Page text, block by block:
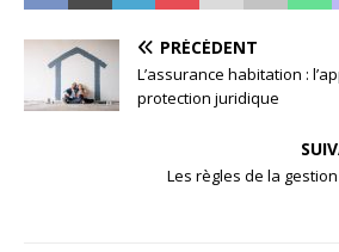
PRÉCÉDENT
L’assurance habitation :
protection juridique
Les règles de la